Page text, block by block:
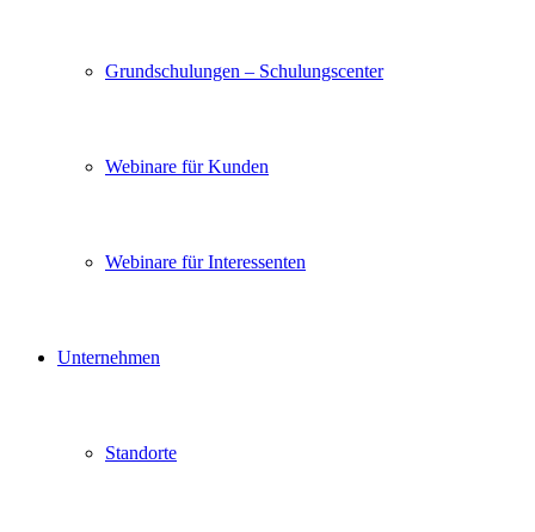
Grundschulungen – Schulungscenter
Webinare für Kunden
Webinare für Interessenten
Unternehmen
Standorte